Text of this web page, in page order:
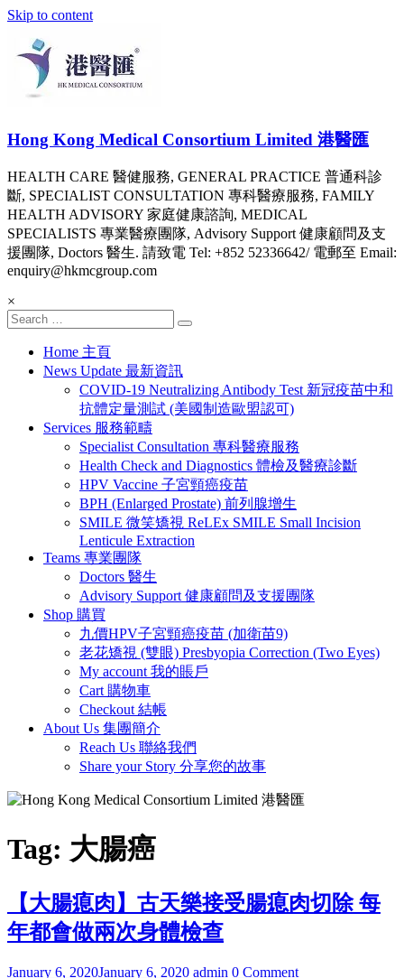
Skip to content
Hong Kong Medical Consortium Limited 港醫匯
HEALTH CARE 醫健服務, GENERAL PRACTICE 普通科診
斷, SPECIALIST CONSULTATION 專科醫療服務, FAMILY
HEALTH ADVISORY 家庭健康諮詢, MEDICAL
SPECIALISTS 專業醫療團隊, Advisory Support 健康顧問及支
援團隊, Doctors 醫生. 請致電 Tel: +852 52336642/ 電郵至 Email:
enquiry@hkmcgroup.com
×
Home 主頁
News Update 最新資訊
COVID-19 Neutralizing Antibody Test 新冠疫苗中和
抗體定量測試 (美國制造歐盟認可)
Services 服務範疇
Specialist Consultation 專科醫療服務
Health Check and Diagnostics 體檢及醫療診斷
HPV Vaccine 子宮頸癌疫苗
BPH (Enlarged Prostate) 前列腺增生
SMILE 微笑矯視 ReLEx SMILE Small Incision
Lenticule Extraction
Teams 專業團隊
Doctors 醫生
Advisory Support 健康顧問及支援團隊
Shop 購買
九價HPV子宮頸癌疫苗 (加衛苗9)
老花矯視 (雙眼) Presbyopia Correction (Two Eyes)
My account 我的賬戶
Cart 購物車
Checkout 結帳
About Us 集團簡介
Reach Us 聯絡我們
Share your Story 分享您的故事
Tag: 大腸癌
【大腸瘜肉】古天樂接受腸瘜肉切除 每
年都會做兩次身體檢查
January 6, 2020January 6, 2020 admin 0 Comment